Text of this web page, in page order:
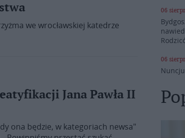
we wrocławskiej katedrze
Jana Pawła II
ona będzie, w kategoriach newsa"
06
06